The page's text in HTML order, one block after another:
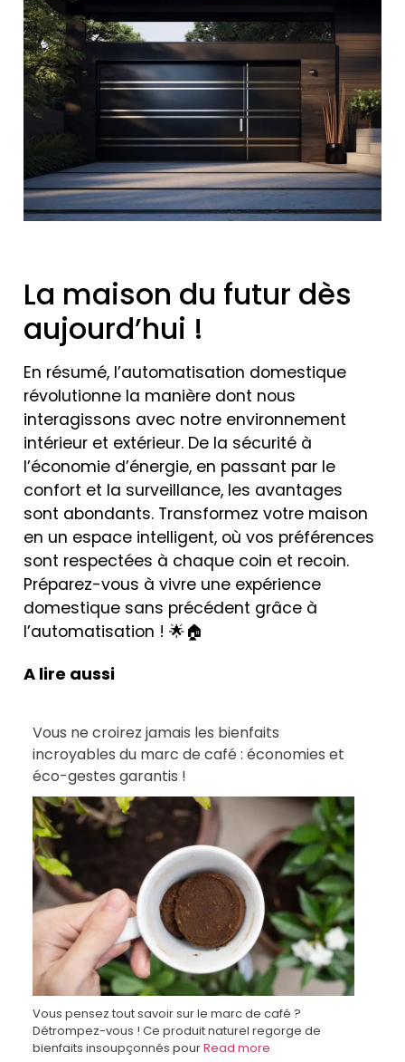
La maison du futur dès
aujourd’hui !
En résumé, l’automatisation domestique
révolutionne la manière dont nous
interagissons avec notre environnement
intérieur et extérieur. De la sécurité à
l’économie d’énergie, en passant par le
confort et la surveillance, les avantages
sont abondants. Transformez votre maison
en un espace intelligent, où vos préférences
sont respectées à chaque coin et recoin.
Préparez-vous à vivre une expérience
domestique sans précédent grâce à
l’automatisation ! 🌟🏠
A lire aussi
Vous ne croirez jamais les bienfaits
incroyables du marc de café : économies et
éco-gestes garantis !
Vous pensez tout savoir sur le marc de café ?
Détrompez-vous ! Ce produit naturel regorge de
bienfaits insoupçonnés pourRead more